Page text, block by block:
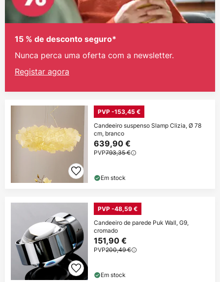
15 % de desconto seguro*
Nunca perca uma oferta com a newsletter.
Registar agora
PVP -153,45 €
Candeeiro suspenso Slamp Clizia, Ø 78
cm, branco
639,90 €
PVP793,35 €
Em stock
PVP -48,59 €
Candeeiro de parede Puk Wall, G9,
cromado
151,90 €
PVP200,49 €
Em stock